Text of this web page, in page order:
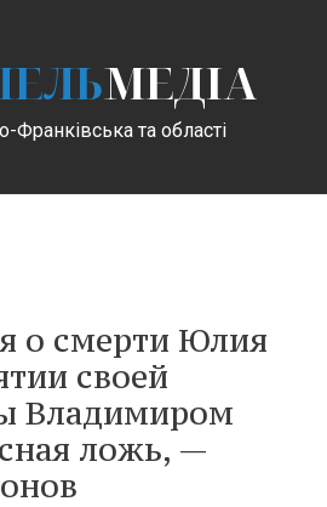
МЕДІА
Франківська та області
о смерти Юлия
своей
Владимиром
ложь, —